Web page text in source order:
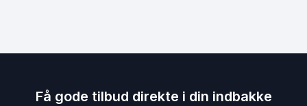
Få gode tilbud direkte i din indbakke